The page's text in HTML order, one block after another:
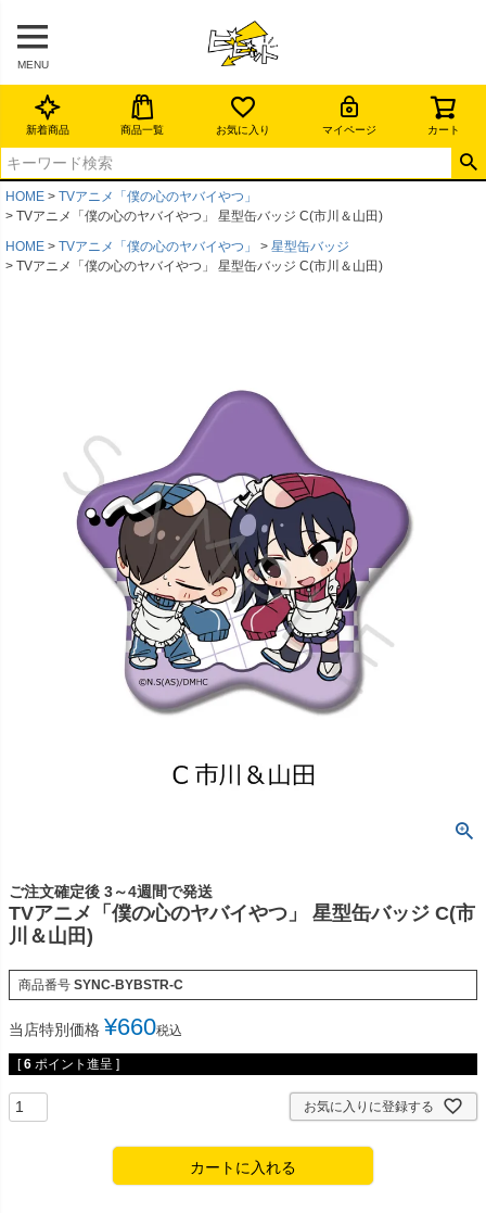
MENU
新着商品 商品一覧 お気に入り マイページ カート
HOME
TVアニメ「僕の心のヤバイやつ」
TVアニメ「僕の心のヤバイやつ」 星型缶バッジ C(市川＆山田)
HOME
TVアニメ「僕の心のヤバイやつ」
星型缶バッジ
TVアニメ「僕の心のヤバイやつ」 星型缶バッジ C(市川＆山田)
ご注文確定後 3～4週間で発送
TVアニメ「僕の心のヤバイやつ」 星型缶バッジ C(市
川＆山田)
商品番号 SYNC-BYBSTR-C
当店特別価格 ¥660税込
[ 6 ポイント進呈 ]
お気に入りに登録する
カートに入れる